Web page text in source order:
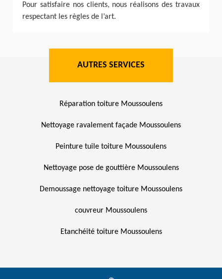
Pour satisfaire nos clients, nous réalisons des travaux
respectant les règles de l’art.
AUTRES SERVICES
Réparation toiture Moussoulens
Nettoyage ravalement façade Moussoulens
Peinture tuile toiture Moussoulens
Nettoyage pose de gouttière Moussoulens
Demoussage nettoyage toiture Moussoulens
couvreur Moussoulens
Etanchéité toiture Moussoulens